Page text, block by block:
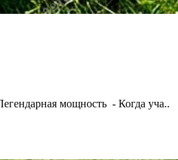
мощность - Когда уча..